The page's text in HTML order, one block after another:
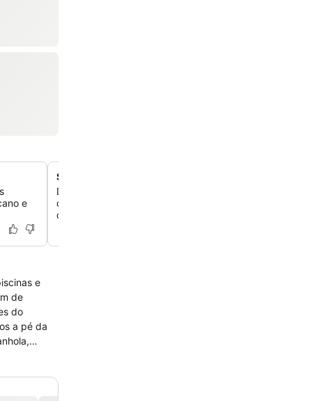
e
Spa relaxante com serviço completo
Desfrute de uma variedade de tratamentos no spa de
completo, incluindo massagens, tratamentos corporais
o máximo relaxamento.
e
a pé da